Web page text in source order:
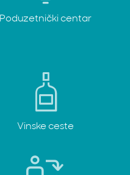
Poduzetnički centar
Vinske ceste